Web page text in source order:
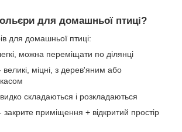
для домашньої птиці?
для домашньої птиці:
можна переміщати по ділянці
великі, міцні, з дерев'яним або
складаються і розкладаються
закрите приміщення + відкритий простір